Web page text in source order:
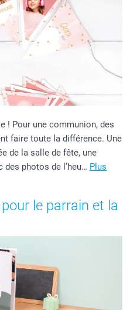
! Pour une communion, des
faire toute la différence. Une
de la salle de fête, une
des photos de l’heu… Plus
le parrain et la